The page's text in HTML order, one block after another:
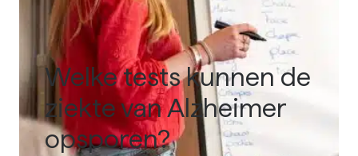
Welke tests kunnen de
ziekte van Alzheimer
opsporen?